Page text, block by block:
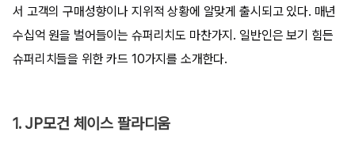
서 고객의 구매성향이나 지위적 상황에 알맞게 출시되고 있다. 매년
수십억 원을 벌어들이는 슈퍼리치도 마찬가지. 일반인은 보기 힘든
슈퍼리치들을 위한 카드 10가지를 소개한다.
1. JP모건 체이스 팔라디움